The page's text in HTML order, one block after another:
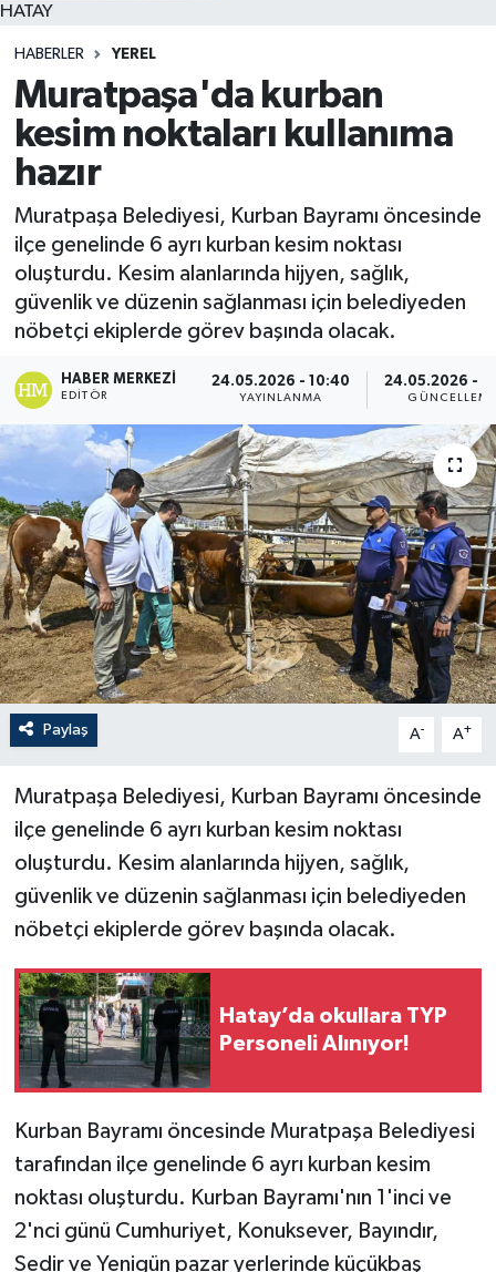
HATAY
HABERLER YEREL
Muratpaşa'da kurban
kesim noktaları kullanıma
hazır
Muratpaşa Belediyesi, Kurban Bayramı öncesinde
ilçe genelinde 6 ayrı kurban kesim noktası
oluşturdu. Kesim alanlarında hijyen, sağlık,
güvenlik ve düzenin sağlanması için belediyeden
nöbetçi ekiplerde görev başında olacak.
HABER MERKEZI
EDITÖR
24.05.2026 - 10:40
YAYINLANMA
24.05.2026 -
Paylaş A- A+
Muratpaşa Belediyesi, Kurban Bayramı öncesinde
ilçe genelinde 6 ayrı kurban kesim noktası
oluşturdu. Kesim alanlarında hijyen, sağlık,
güvenlik ve düzenin sağlanması için belediyeden
nöbetçi ekiplerde görev başında olacak.
Hatay’da okullara TYP
Personeli Alınıyor!
Kurban Bayramı öncesinde Muratpaşa Belediyesi
tarafından ilçe genelinde 6 ayrı kurban kesim
noktası oluşturdu. Kurban Bayramı'nın 1'inci ve
2'nci günü Cumhuriyet, Konuksever, Bayındır,
Sedir ve Yenigün pazar yerlerinde küçükbaş